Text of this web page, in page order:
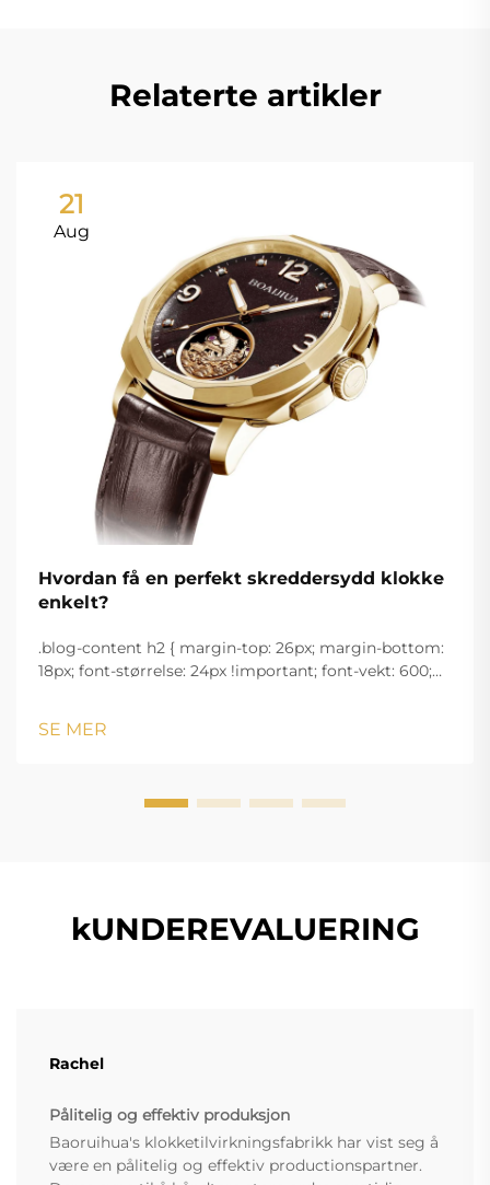
Relaterte artikler
21
Aug
Hvordan få en perfekt skreddersydd klokke
enkelt?
.blog-content h2 { margin-top: 26px; margin-bottom:
18px; font-størrelse: 24px !important; font-vekt: 600;
!important; font-v...
SE MER
kUNDEREVALUERING
Rachel
Pålitelig og effektiv produksjon
Baoruihua's klokketilvirkningsfabrikk har vist seg å
være en pålitelig og effektiv productionspartner.